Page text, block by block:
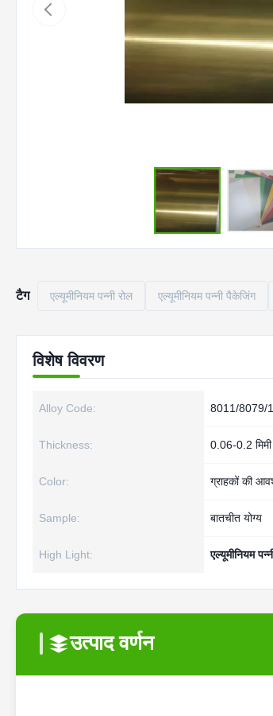
टैग एल्यूमीनियम पन्नी रोल एल्यूमीनियम पन्नी पैकेजिंग
विशेष विवरण
Alloy Code: 8011/8079/
Thickness: 0.06-0.2 मिमी
Color: ग्राहकों की
Sample: बातचीत योग्य
High Light: एल्यूमीनियम
उत्पाद वर्णन